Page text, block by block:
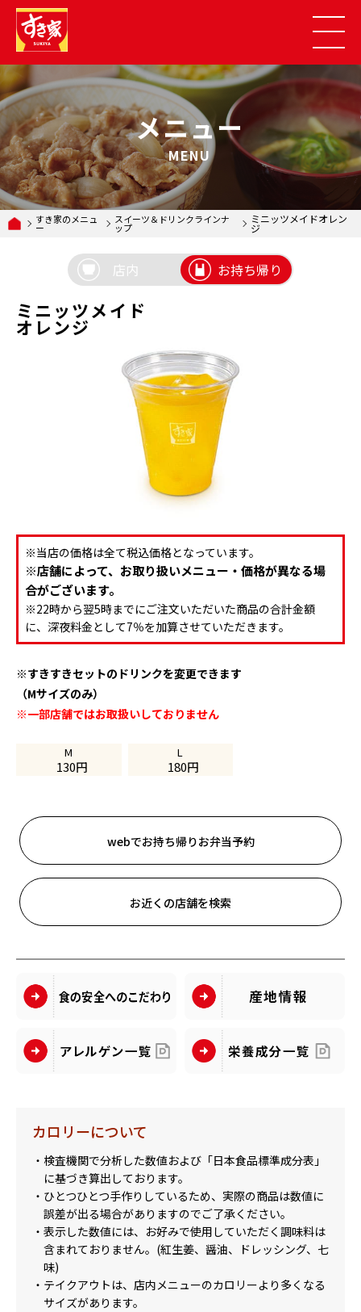
メニュー
MENU
すき家のメニュ
ー
スイーツ＆ドリンクラインナ
ップ
ミニッツメイドオレン
ジ
店内 お持ち帰り
ミニッツメイド
オレンジ
※当店の価格は全て税込価格となっています。
※店舗によって、お取り扱いメニュー・価格が異なる場
合がございます。
※22時から翌5時までにご注文いただいた商品の合計金額
に、深夜料金として7％を加算させていただきます。
※すきすきセットのドリンクを変更できます
（Mサイズのみ）
※一部店舗ではお取扱いしておりません
M
130円
L
180円
webでお持ち帰りお弁当予約
お近くの店舗を検索
カロリーについて
・検査機関で分析した数値および「日本食品標準成分表」
に基づき算出しております。
・ひとつひとつ手作りしているため、実際の商品は数値に
誤差が出る場合がありますのでご了承ください。
・表示した数値には、お好みで使用していただく調味料は
含まれておりません。(紅生姜、醤油、ドレッシング、七
味)
・テイクアウトは、店内メニューのカロリーより多くなる
サイズがあります。